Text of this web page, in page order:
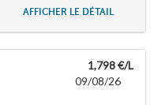
AFFICHER LE DÉTAIL
1,798 €/L
09/08/26